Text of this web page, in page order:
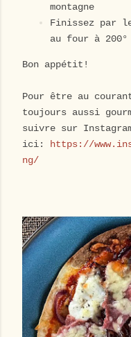
montagne
Finissez par
au four à 200°
Bon appétit!
Pour être au
toujours aussi
suivre sur
ici: https://
ng/